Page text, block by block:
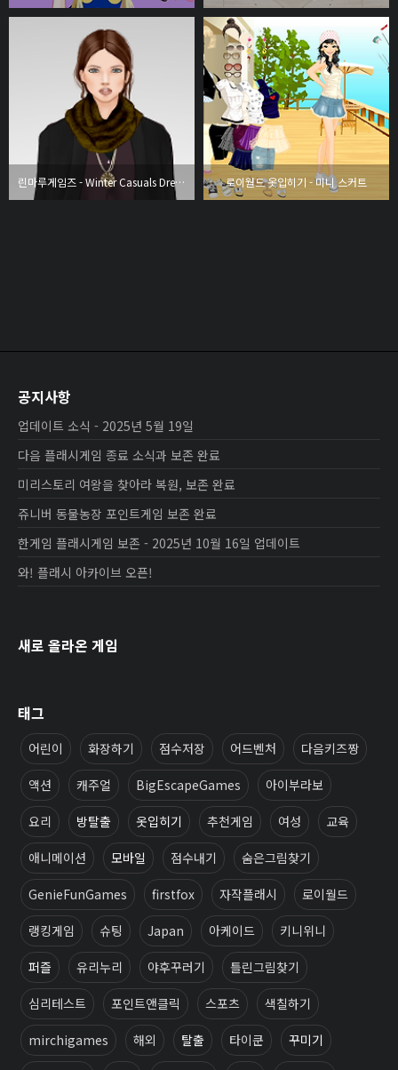
린마루게임즈 - Winter Casuals Dress Up 로이월드 옷입히기 - 미니 스커트
공지사항
업데이트 소식 - 2025년 5월 19일
다음 플래시게임 종료 소식과 보존 완료
미리스토리 여왕을 찾아라 복원, 보존 완료
쥬니버 동물농장 포인트게임 보존 완료
한게임 플래시게임 보존 - 2025년 10월 16일 업데이트
와! 플래시 아카이브 오픈!
새로 올라온 게임
태그
어린이 화장하기 점수저장 어드벤처 다음키즈짱
액션 캐주얼 BigEscapeGames 아이부라보
요리 방탈출 옷입히기 추천게임 여성 교육
애니메이션 모바일 점수내기 숨은그림찾기
GenieFunGames firstfox 자작플래시 로이월드
랭킹게임 슈팅 Japan 아케이드 키니위니
퍼즐 유리누리 야후꾸러기 틀린그림찾기
심리테스트 포인트앤클릭 스포츠 색칠하기
mirchigames 해외 탈출 타이쿤 꾸미기